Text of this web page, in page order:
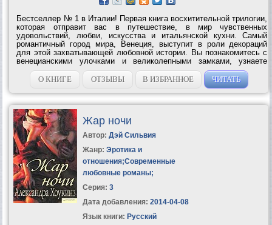
Бестселлер № 1 в Италии! Первая книга восхитительной трилогии,
которая отправит вас в путешествие, в мир чувственных
удовольствий, любви, искусства и итальянской кухни. Самый
романтичный город мира, Венеция, выступит в роли декораций
для этой захватывающей любовной истории. Вы познакомитесь с
венецианскими улочками и великолепными замками, узнаете
многое о живописи и истории искусства. Отправитесь в
гастрономический тур по...
О КНИГЕ ОТЗЫВЫ В ИЗБРАННОЕ ЧИТАТЬ
Жар ночи
Автор: Дэй Сильвия
Жанр: Эротика и
отношения;Современные
любовные романы;
Серия: 3
Дата добавления: 2014-04-08
Язык книги: Русский